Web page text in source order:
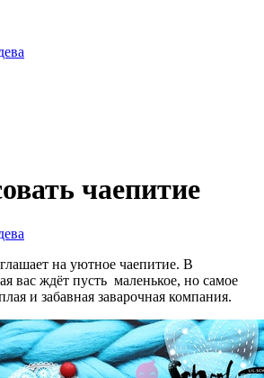
чаепитие
на уютное чаепитие. В
вас ждёт пусть маленькое, но самое
и забавная заварочная компания.